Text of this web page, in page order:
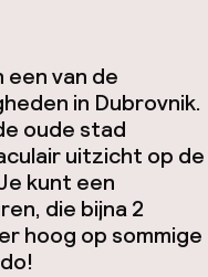
een van de
in Dubrovnik.
oude stad
uitzicht op de
kunt een
die bijna 2
hoog op sommige